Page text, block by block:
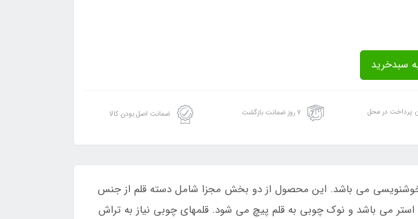
پرداخت در محل ۷ روز ضمانت بازگشت ضمانت اصل بودن کالا
خوشنویسی می باشد. این محصول از دو بخش مجزا شامل دسته قلم از جنس
می باشد و نوک چوبی به قلم پیچ می شود. قلمهای چوبی نیاز به تراش